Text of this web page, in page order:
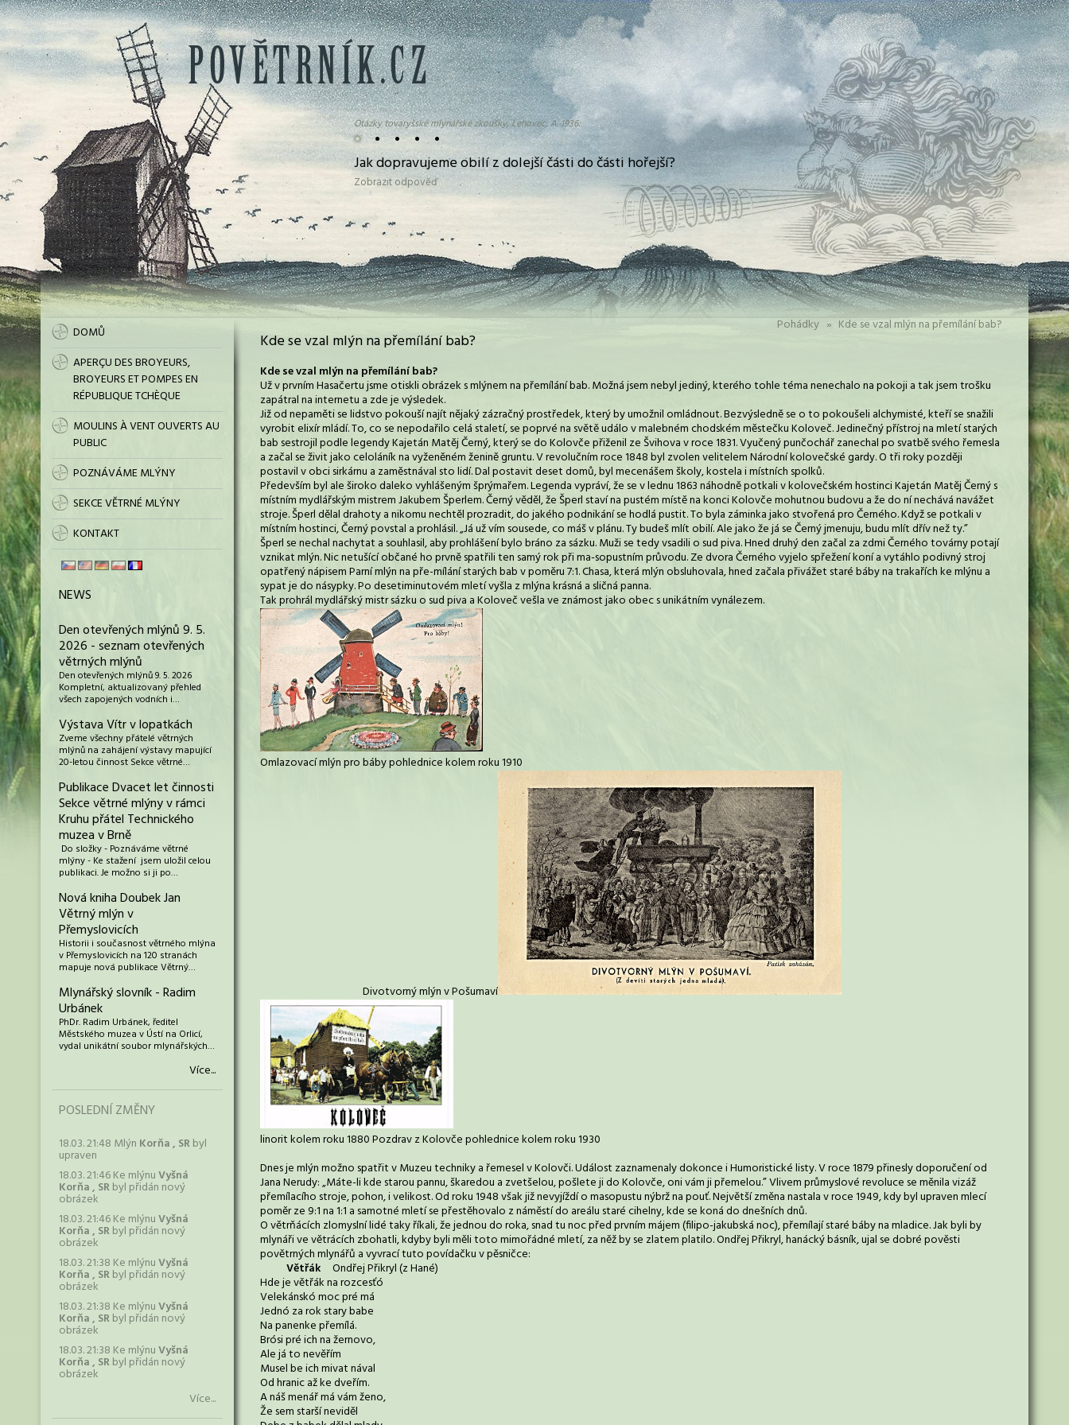
• • • • •
Otázky tovaryšské mlynářské zkoušky, Lehovec, A. 1936:
Jak dopravujeme obilí z dolejší části do části hořejší?
Zobrazit odpověď
DOMŮ
APERÇU DES BROYEURS,
BROYEURS ET POMPES EN
RÉPUBLIQUE TCHÈQUE
MOULINS À VENT OUVERTS AU
PUBLIC
POZNÁVÁME MLÝNY
SEKCE VĚTRNÉ MLÝNY
KONTAKT
NEWS
Den otevřených mlýnů 9. 5.
2026 - seznam otevřených
větrných mlýnů
Den otevřených mlýnů 9. 5. 2026
Kompletní, aktualizovaný přehled
všech zapojených vodních i…
Výstava Vítr v lopatkách
Zveme všechny přátelé větrných
mlýnů na zahájení výstavy mapující
20-letou činnost Sekce větrné…
Publikace Dvacet let činnosti
Sekce větrné mlýny v rámci
Kruhu přátel Technického
muzea v Brně
Do složky - Poznáváme větrné
mlýny - Ke stažení jsem uložil celou
publikaci. Je možno si ji po…
Nová kniha Doubek Jan
Větrný mlýn v
Přemyslovicích
Historii i současnost větrného mlýna
v Přemyslovicích na 120 stranách
mapuje nová publikace Větrný…
Mlynářský slovník - Radim
Urbánek
PhDr. Radim Urbánek, ředitel
Městského muzea v Ústí na Orlicí,
vydal unikátní soubor mlynářských…
Více...
POSLEDNÍ ZMĚNY
18.03. 21:48 Mlýn Korňa , SRbyl
upraven
18.03. 21:46 Ke mlýnuVyšná
Korňa , SRbyl přidán nový
obrázek
18.03. 21:46 Ke mlýnuVyšná
Korňa , SRbyl přidán nový
obrázek
18.03. 21:38 Ke mlýnuVyšná
Korňa , SRbyl přidán nový
obrázek
18.03. 21:38 Ke mlýnuVyšná
Korňa , SRbyl přidán nový
obrázek
18.03. 21:38 Ke mlýnuVyšná
Korňa , SRbyl přidán nový
obrázek
Více...
Pohádky » Kde se vzal mlýn na přemílání bab?
Kde se vzal mlýn na přemílání bab?
Kde se vzal mlýn na přemílání bab?
Už v prvním Hasačertu jsme otiskli obrázek s mlýnem na přemílání bab. Možná jsem nebyl jediný, kterého tohle téma nenechalo na pokoji a tak jsem trošku
zapátral na internetu a zde je výsledek.
Již od nepaměti se lidstvo pokouší najít nějaký zázračný prostředek, který by umožnil omládnout. Bezvýsledně se o to pokoušeli alchymisté, kteří se snažili
vyrobit elixír mládí. To, co se nepodařilo celá staletí, se poprvé na světě událo v malebném chodském městečku Koloveč. Jedinečný přístroj na mletí starých
bab sestrojil podle legendy Kajetán Matěj Černý, který se do Kolovče přiženil ze Švihova v roce 1831. Vyučený punčochář zanechal po svatbě svého řemesla
a začal se živit jako celoláník na vyženěném ženině gruntu. V revolučním roce 1848 byl zvolen velitelem Národní kolovečské gardy. O tři roky později
postavil v obci sirkárnu a zaměstnával sto lidí. Dal postavit deset domů, byl mecenášem školy, kostela i místních spolků.
Především byl ale široko daleko vyhlášeným šprýmařem. Legenda vypráví, že se v lednu 1863 náhodně potkali v kolovečském hostinci Kajetán Matěj Černý s
místním mydlářským mistrem Jakubem Šperlem. Černý věděl, že Šperl staví na pustém místě na konci Kolovče mohutnou budovu a že do ní nechává navážet
stroje. Šperl dělal drahoty a nikomu nechtěl prozradit, do jakého podnikání se hodlá pustit. To byla záminka jako stvořená pro Černého. Když se potkali v
místním hostinci, Černý povstal a prohlásil. „Já už vím sousede, co máš v plánu. Ty budeš mlít obilí. Ale jako že já se Černý jmenuju, budu mlít dřív než ty.”
Šperl se nechal nachytat a souhlasil, aby prohlášení bylo bráno za sázku. Muži se tedy vsadili o sud piva. Hned druhý den začal za zdmi Černého továrny potají
vznikat mlýn. Nic netušící občané ho prvně spatřili ten samý rok při ma-sopustním průvodu. Ze dvora Černého vyjelo spřežení koní a vytáhlo podivný stroj
opatřený nápisem Parní mlýn na pře-mílání starých bab v poměru 7:1. Chasa, která mlýn obsluhovala, hned začala přivážet staré báby na trakařích ke mlýnu a
sypat je do násypky. Po desetiminutovém mletí vyšla z mlýna krásná a sličná panna.
Tak prohrál mydlářský mistr sázku o sud piva a Koloveč vešla ve známost jako obec s unikátním vynálezem.
Omlazovací mlýn pro báby pohlednice kolem roku 1910
Divotvorný mlýn v Pošumaví
linorit kolem roku 1880 Pozdrav z Kolovče pohlednice kolem roku 1930
Dnes je mlýn možno spatřit v Muzeu techniky a řemesel v Kolovči. Událost zaznamenaly dokonce i Humoristické listy. V roce 1879 přinesly doporučení od
Jana Nerudy: „Máte-li kde starou pannu, škaredou a zvetšelou, pošlete ji do Kolovče, oni vám ji přemelou.” Vlivem průmyslové revoluce se měnila vizáž
přemílacího stroje, pohon, i velikost. Od roku 1948 však již nevyjíždí o masopustu nýbrž na pouť. Největší změna nastala v roce 1949, kdy byl upraven mlecí
poměr ze 9:1 na 1:1 a samotné mletí se přestěhovalo z náměstí do areálu staré cihelny, kde se koná do dnešních dnů.
O větrňácích zlomyslní lidé taky říkali, že jednou do roka, snad tu noc před prvním májem (filipo-jakubská noc), přemílají staré báby na mladice. Jak byli by
mlynáři ve větrácích zbohatli, kdyby byli měli toto mimořádné mletí, za něž by se zlatem platilo. Ondřej Přikryl, hanácký básník, ujal se dobré pověsti
povětrných mlynářů a vyvrací tuto povídačku v pěsničce:
Větřák Ondřej Přikryl (z Hané)
Hde je větřák na rozcesťó
Velekánskó moc pré má
Jednó za rok stary babe
Na panenke přemílá.
Brósi pré ich na žernovo,
Ale já to nevěřím
Musel be ich mivat nával
Od hranic až ke dveřím.
A náš menář má vám ženo,
Že sem starší neviděl